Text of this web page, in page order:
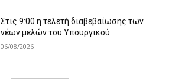
Στις 9:00 η τελετή διαβεβαίωσης των
νέων μελών του Υπουργικού
06/08/2026